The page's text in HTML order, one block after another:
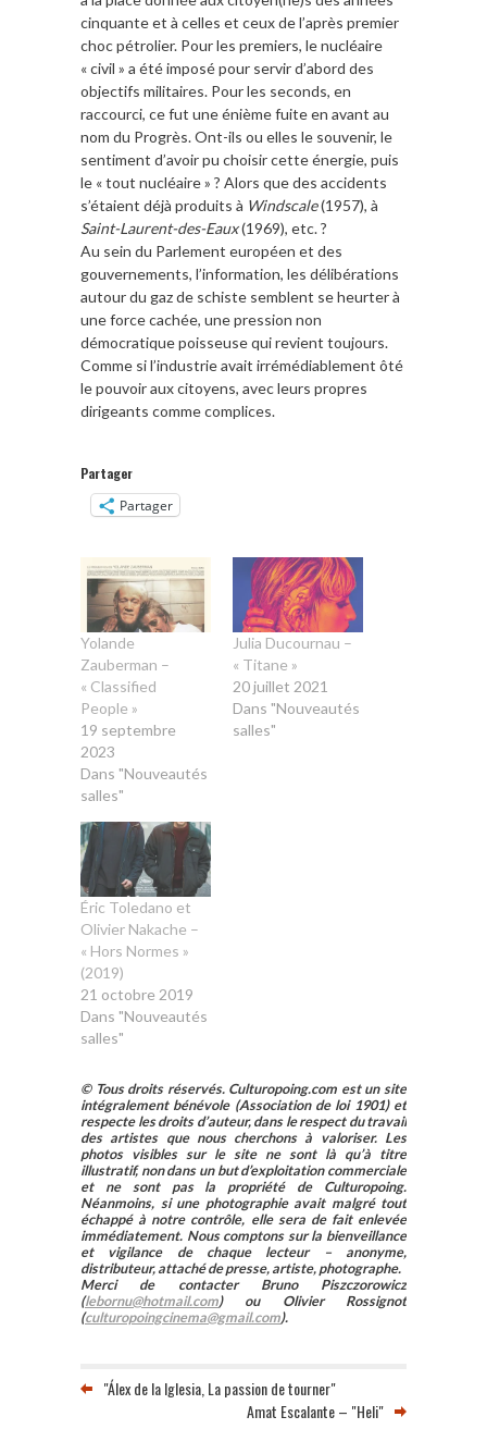
cinquante et à celles et ceux de l’après premier
choc pétrolier. Pour les premiers, le nucléaire
« civil » a été imposé pour servir d’abord des
objectifs militaires. Pour les seconds, en
raccourci, ce fut une énième fuite en avant au
nom du Progrès. Ont-ils ou elles le souvenir, le
sentiment d’avoir pu choisir cette énergie, puis
le « tout nucléaire » ? Alors que des accidents
s’étaient déjà produits à Windscale(1957), à
Saint-Laurent-des-Eaux(1969), etc. ?
Au sein du Parlement européen et des
gouvernements, l’information, les délibérations
autour du gaz de schiste semblent se heurter à
une force cachée, une pression non
démocratique poisseuse qui revient toujours.
Comme si l’industrie avait irrémédiablement ôté
le pouvoir aux citoyens, avec leurs propres
dirigeants comme complices.
Partager
Partager
Yolande
Zauberman –
« Classified
People »
19 septembre
2023
Dans "Nouveautés
salles"
Julia Ducournau –
« Titane »
20 juillet 2021
Dans "Nouveautés
salles"
Éric Toledano et
Olivier Nakache –
« Hors Normes »
(2019)
21 octobre 2019
Dans "Nouveautés
salles"
© Tous droits réservés. Culturopoing.com est un site
intégralement bénévole (Association de loi 1901) et
respecte les droits d’auteur, dans le respect du travail
des artistes que nous cherchons à valoriser. Les
photos visibles sur le site ne sont là qu’à titre
illustratif, non dans un but d’exploitation commerciale
et ne sont pas la propriété de Culturopoing.
Néanmoins, si une photographie avait malgré tout
échappé à notre contrôle, elle sera de fait enlevée
immédiatement. Nous comptons sur la bienveillance
et vigilance de chaque lecteur – anonyme,
distributeur, attaché de presse, artiste, photographe.
Merci de contacter Bruno Piszczorowicz
(lebornu@hotmail.com) ou Olivier Rossignot
(culturopoingcinema@gmail.com).
"Álex de la Iglesia, La passion de tourner"
Amat Escalante – "Heli"